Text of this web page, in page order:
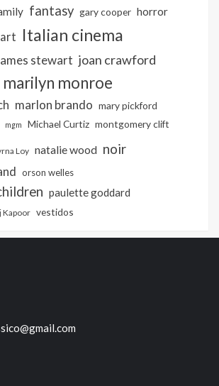
fantasy gary cooper horror
Italian cinema
stewart joan crawford
marilyn monroe
marlon brando mary pickford
mgm Michael Curtiz montgomery clift
Loy natalie wood noir
orson welles
paulette goddard
Kapoor vestidos